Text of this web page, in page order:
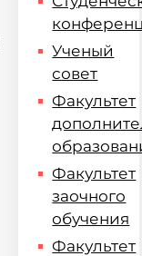
Ученый
совет
Факультет
Факультет
заочного
обучения
Факультет